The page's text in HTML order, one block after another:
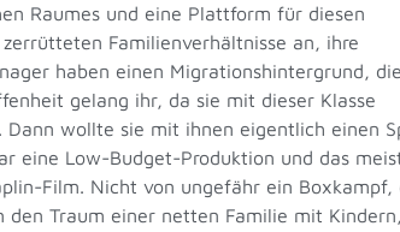
Raumes und eine Plattform für diesen
Familienverhältnisse an, ihre
haben einen Migrationshintergrund, die
gelang ihr, da sie mit dieser Klasse
wollte sie mit ihnen eigentlich einen
eine Low-Budget-Produktion und das
Film. Nicht von ungefähr ein
den Traum einer netten Familie mit